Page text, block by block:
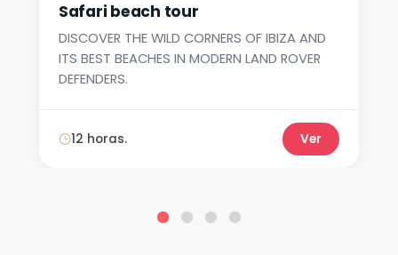
Safari beach tour
DISCOVER THE WILD CORNERS OF IBIZA AND
ITS BEST BEACHES IN MODERN LAND ROVER
DEFENDERS.
12 horas. Ver